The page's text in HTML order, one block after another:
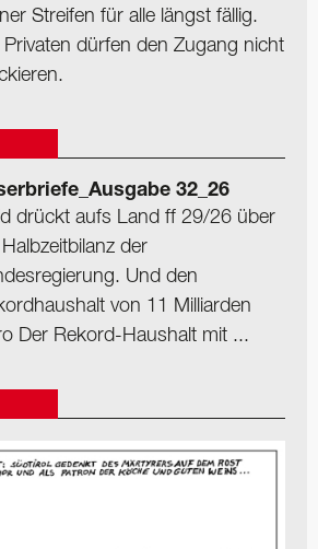
Streifen für alle längst fällig.
Privaten dürfen den Zugang nicht
32_26
drückt aufs Land ff 29/26 über
der
Und den
von 11 Milliarden
Der Rekord-Haushalt mit ...